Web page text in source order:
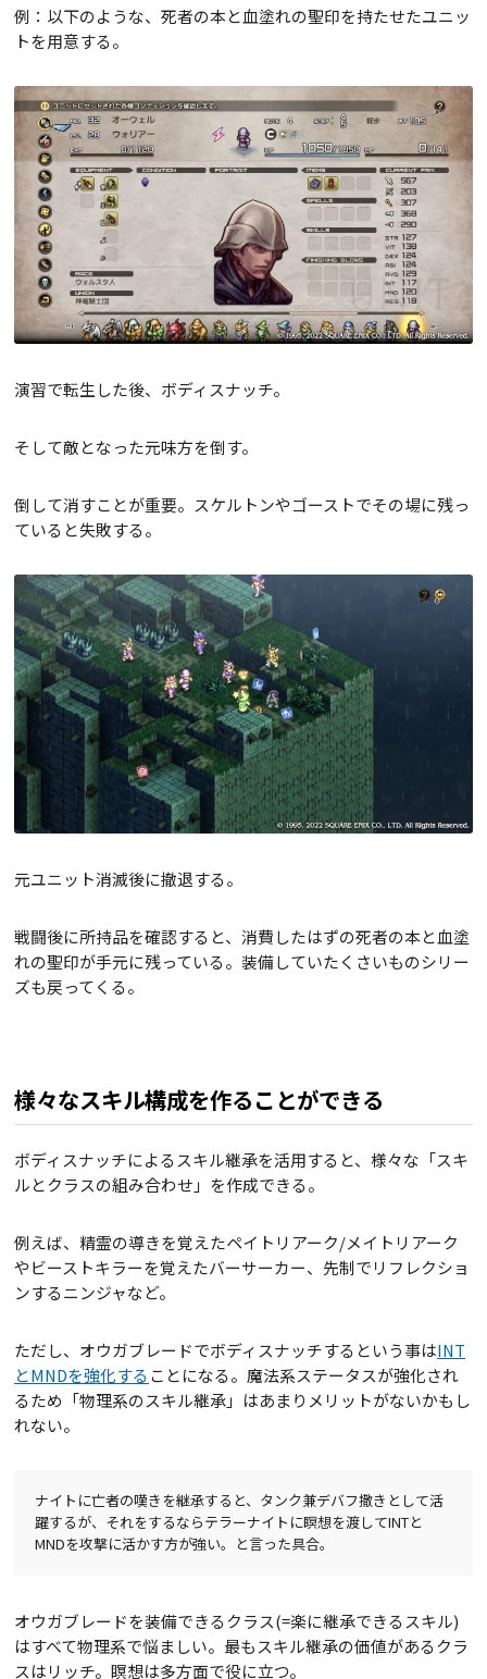
例：以下のような、死者の本と血塗れの聖印を持たせたユニッ
トを用意する。
演習で転生した後、ボディスナッチ。
そして敵となった元味方を倒す。
倒して消すことが重要。スケルトンやゴーストでその場に残っ
ていると失敗する。
元ユニット消滅後に撤退する。
戦闘後に所持品を確認すると、消費したはずの死者の本と血塗
れの聖印が手元に残っている。装備していたくさいものシリー
ズも戻ってくる。
様々なスキル構成を作ることができる
ボディスナッチによるスキル継承を活用すると、様々な「スキ
ルとクラスの組み合わせ」を作成できる。
例えば、精霊の導きを覚えたペイトリアーク/メイトリアーク
やビーストキラーを覚えたバーサーカー、先制でリフレクショ
ンするニンジャなど。
ただし、オウガブレードでボディスナッチするという事はINT
とMNDを強化することになる。魔法系ステータスが強化され
るため「物理系のスキル継承」はあまりメリットがないかもし
れない。
ナイトに亡者の嘆きを継承すると、タンク兼デバフ撒きとして活
躍するが、それをするならテラーナイトに瞑想を渡してINTと
MNDを攻撃に活かす方が強い。と言った具合。
オウガブレードを装備できるクラス(=楽に継承できるスキル)
はすべて物理系で悩ましい。最もスキル継承の価値があるクラ
スはリッチ。瞑想は多方面で役に立つ。